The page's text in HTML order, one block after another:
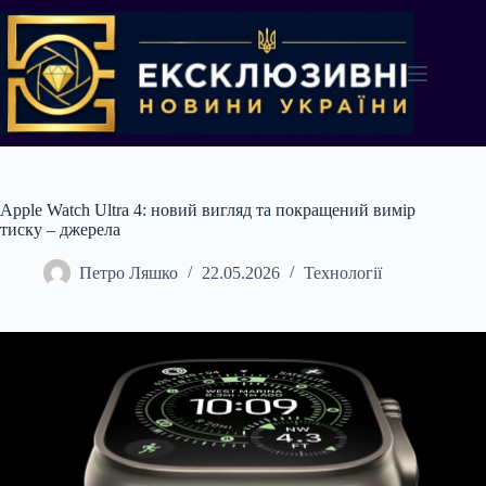
до
вмісту
Apple Watch Ultra 4: новий вигляд та покращений вимір
тиску – джерела
Петро Ляшко 22.05.2026 Технології